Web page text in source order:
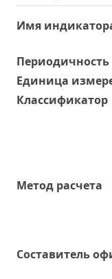
Имя
Периодичность
Единица
Классификатор
Метод расчета
Составитель